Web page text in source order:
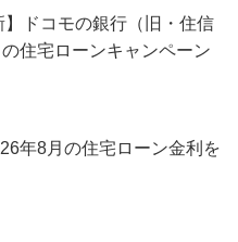
】ドコモの銀行（旧・住信
住宅ローンキャンペーン
年8月の住宅ローン金利を